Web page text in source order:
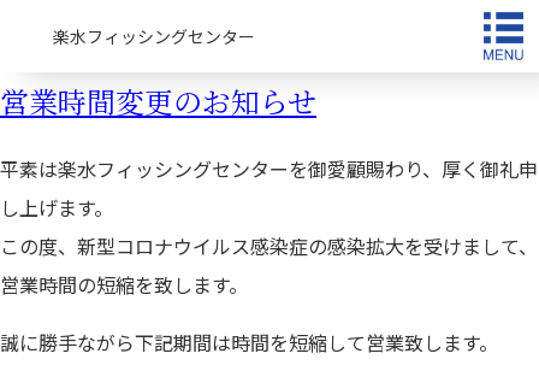
楽水フィッシングセンター
営業時間変更のお知らせ
平素は楽水フィッシングセンターを御愛顧賜わり、厚く御礼申
し上げます。
この度、新型コロナウイルス感染症の感染拡大を受けまして、
営業時間の短縮を致します。
誠に勝手ながら下記期間は時間を短縮して営業致します。